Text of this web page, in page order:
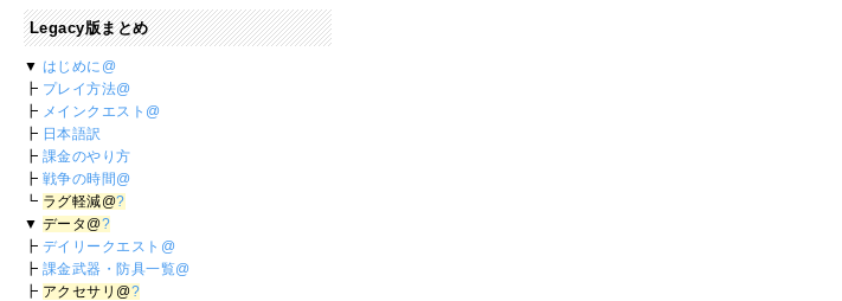
Legacy版まとめ
▼ はじめに@
┣ プレイ方法@
┣ メインクエスト@
┣ 日本語訳
┣ 課金のやり方
┣ 戦争の時間@
┗ ラグ軽減@?
▼ データ@?
┣ デイリークエスト@
┣ 課金武器・防具一覧@
┣ アクセサリ@?